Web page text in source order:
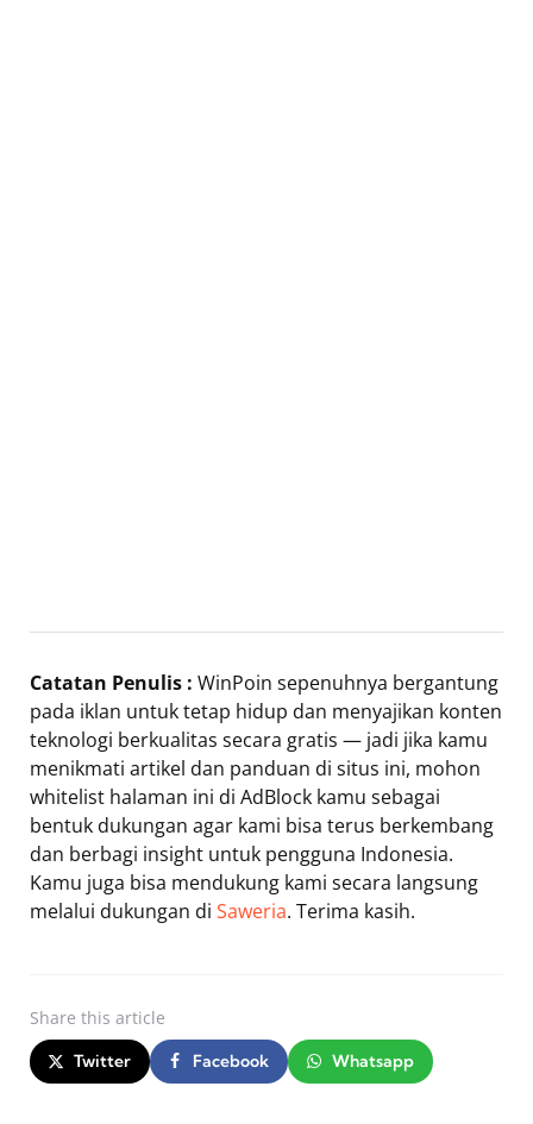
Catatan Penulis : WinPoin sepenuhnya bergantung
pada iklan untuk tetap hidup dan menyajikan konten
teknologi berkualitas secara gratis — jadi jika kamu
menikmati artikel dan panduan di situs ini, mohon
whitelist halaman ini di AdBlock kamu sebagai
bentuk dukungan agar kami bisa terus berkembang
dan berbagi insight untuk pengguna Indonesia.
Kamu juga bisa mendukung kami secara langsung
melalui dukungan di Saweria. Terima kasih.
Share this article
Twitter Facebook Whatsapp